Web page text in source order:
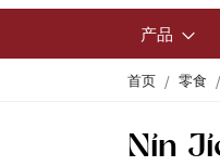
产品
首页 零食
Nin